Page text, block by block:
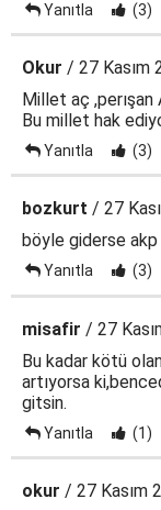
Yanıtla (3)
Okur / 27 Kasım
Millet aç
Bu millet hak
Yanıtla (3)
bozkurt / 27
böyle giderse akp
Yanıtla (3)
misafir / 27
Bu kadar kötü
artıyorsa
gitsin.
Yanıtla (1)
okur / 27 Kasım